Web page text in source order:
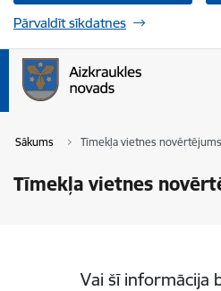
Pārvaldīt sīkdatnes
Sākums Tīmekļa vietnes novērtējums
Tīmekļa vietnes
Vai šī informācija